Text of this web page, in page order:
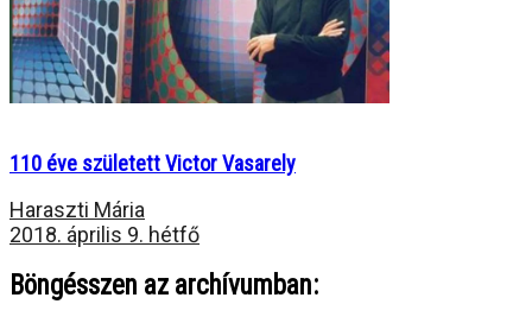
110 éve született Victor Vasarely
Haraszti Mária
2018. április 9. hétfő
Böngésszen az archívumban: